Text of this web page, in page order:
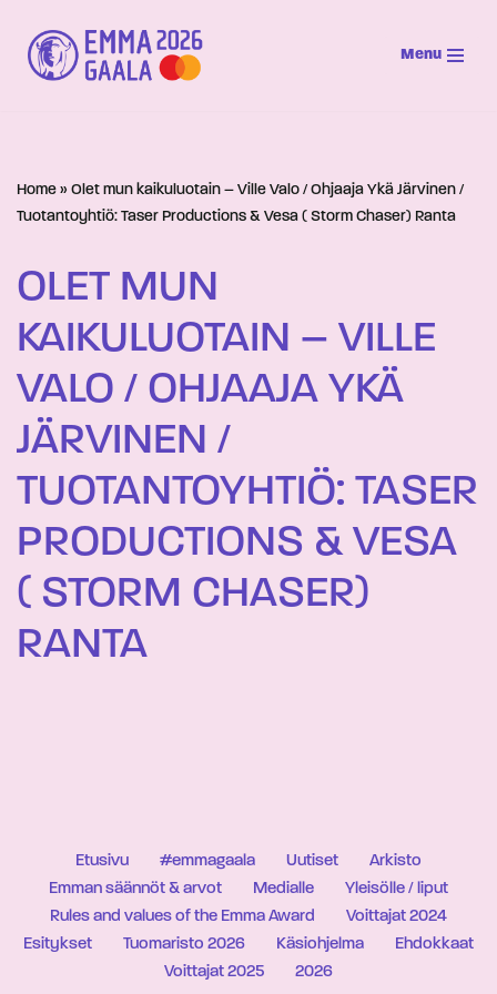
Siirry
suoraan
Menu
Home » Olet mun kaikuluotain – Ville Valo / Ohjaaja Ykä Järvinen /
Tuotantoyhtiö: Taser Productions & Vesa ( Storm Chaser) Ranta
OLET MUN
KAIKULUOTAIN – VILLE
VALO / OHJAAJA YKÄ
JÄRVINEN /
TUOTANTOYHTIÖ: TASER
PRODUCTIONS & VESA
( STORM CHASER)
RANTA
Etusivu #emmagaala Uutiset
Arkisto
Emman säännöt & arvot
Medialle
Yleisölle / liput
Rules and values of the Emma Award
Voittajat 2024
Esitykset
Tuomaristo 2026 Käsiohjelma
Ehdokkaat
Voittajat 2025
2026